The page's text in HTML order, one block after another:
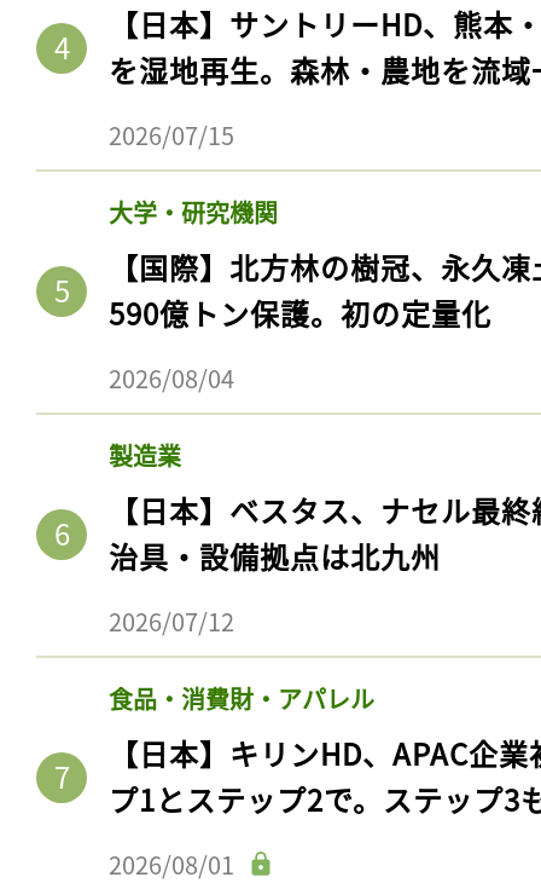
【日本】サントリーHD、熊本
を湿地再生。森林・農地を流
2026/07/15
大学・研究機関
【国際】北方林の樹冠、永久
590億トン保護。初の定量化
2026/08/04
製造業
【日本】ベスタス、ナセル最
治具・設備拠点は北九州
2026/07/12
食品・消費財・アパレル
【日本】キリンHD、APAC企
プ1とステップ2で。ステップ3
2026/08/01
記事をお気に入りに